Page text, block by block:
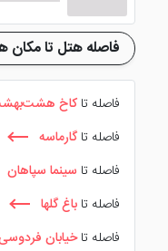
شود.
مجموعه
مجموعه آبی هتل
همین امر موجب
خستگی را از تن
فاصله هتل تا مکان
فاصله تا کاخ
فاصله تا گارماسه
فاصله تا سینما سپاهان
فاصله تا باغ گلها
فاصله تاخیابان